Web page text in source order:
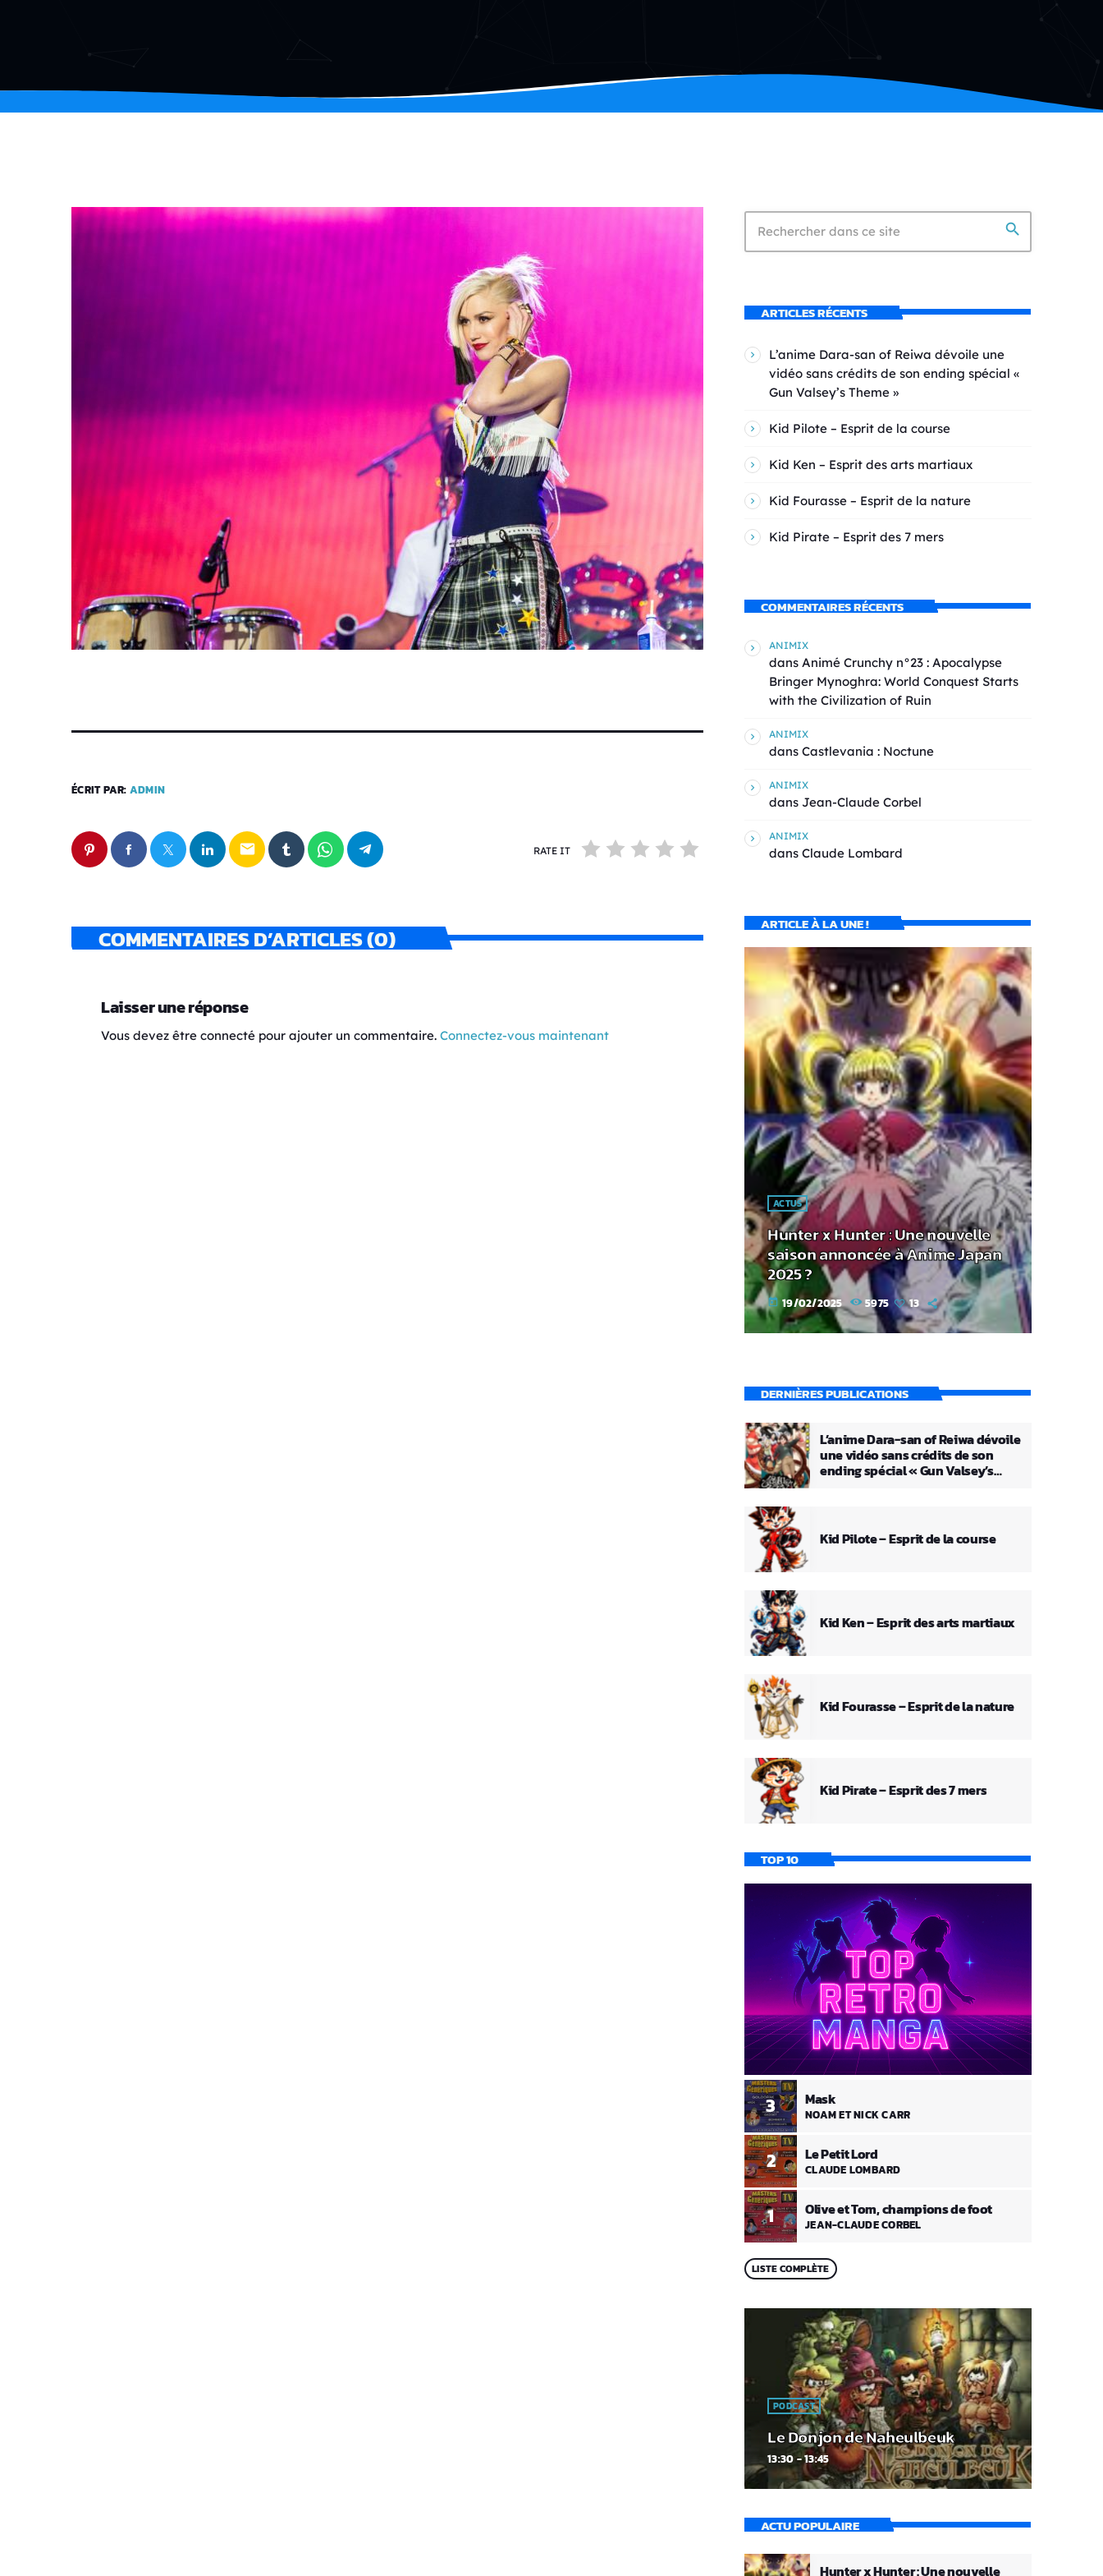
ÉCRIT PAR: ADMIN
email RATE IT
COMMENTAIRES D’ARTICLES (0)
Laisser une réponse
Vous devez être connecté pour ajouter un commentaire. Connectez-vous maintenant
search
ARTICLES RÉCENTS
L’anime Dara-san of Reiwa dévoile une
vidéo sans crédits de son ending spécial «
Gun Valsey’s Theme »
Kid Pilote – Esprit de la course
Kid Ken – Esprit des arts martiaux
Kid Fourasse – Esprit de la nature
Kid Pirate – Esprit des 7 mers
COMMENTAIRES RÉCENTS
ANIMIX
dans Animé Crunchy n°23 : Apocalypse
Bringer Mynoghra: World Conquest Starts
with the Civilization of Ruin
ANIMIX
dans Castlevania : Noctune
ANIMIX
dans Jean-Claude Corbel
ANIMIX
dans Claude Lombard
ARTICLE À LA UNE !
ACTUS
Hunter x Hunter : Une nouvelle
saison annoncée à Anime Japan
2025 ?
today 19/02/2025 5975 13
DERNIÈRES PUBLICATIONS
L’anime Dara-san of Reiwa dévoile
une vidéo sans crédits de son
ending spécial « Gun Valsey’s
Kid Pilote – Esprit de la course
Kid Ken – Esprit des arts martiaux
Kid Fourasse – Esprit de la nature
Kid Pirate – Esprit des 7 mers
TOP 10
1 Olive et Tom, champions de foot
JEAN-CLAUDE CORBEL
2 Le Petit Lord
CLAUDE LOMBARD
3 Mask
NOAM ET NICK CARR
LISTE COMPLÈTE
PODCAST
Le Donjon de Naheulbeuk
13:30 - 13:45
ACTU POPULAIRE
Hunter x Hunter : Une nouvelle